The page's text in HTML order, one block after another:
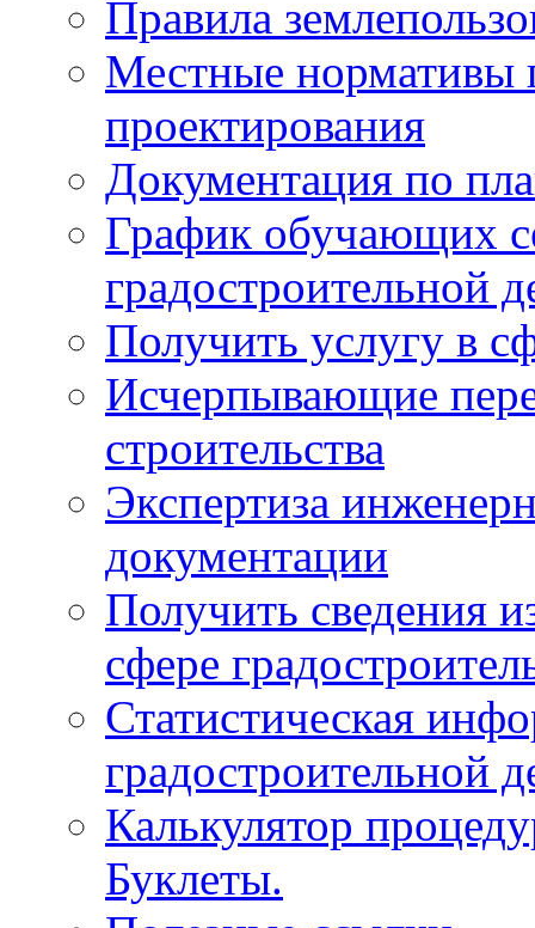
Правила
Местные нормативы
проектирования
Документация по
График обучающих
градостроительной
Получить услугу в
Исчерпывающие
строительства
Экспертиза
документации
Получить сведения
сфере
Статистическая
градостроительной
Калькулятор
Буклеты.